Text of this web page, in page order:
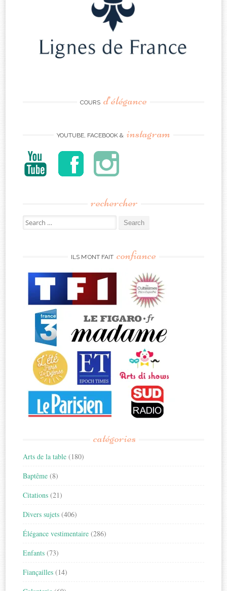
COURS d’élégance
YOUTUBE, FACEBOOK & instagram
rechercher
Search
for:
ILS M’ONT FAIT confiance
catégories
Arts de la table (180)
Baptême (8)
Citations (21)
Divers sujets (406)
Élégance vestimentaire (286)
Enfants (73)
Fiançailles (14)